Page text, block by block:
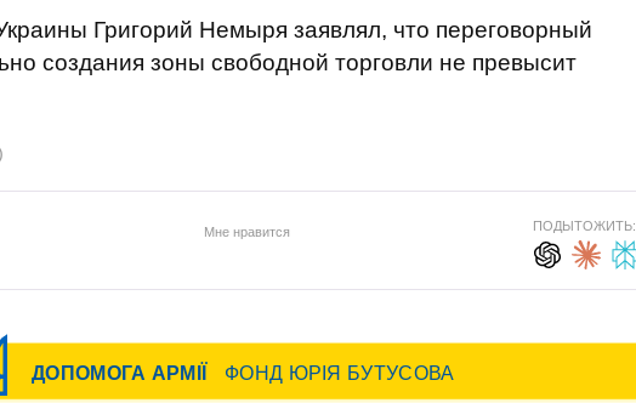
Григорий Немыря заявлял, что переговорный
создания зоны свободной торговли не превысит
Мне нравится ПОДЫТОЖИТЬ: